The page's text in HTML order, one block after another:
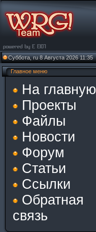
Суббота, ru 8 Августа 2026 11:35
Главное меню
На главную
Проекты
Файлы
Новости
Форум
Статьи
Ссылки
Обратная
связь